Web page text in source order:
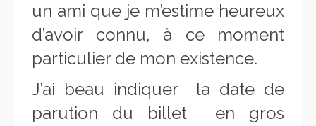
un ami que je m’estime heureux
d’avoir connu, à ce moment
particulier de mon existence.
J’ai beau indiquer la date de
parution du billet en gros